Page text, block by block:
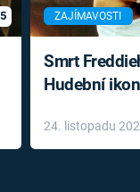
5 ZAJÍMAVOSTI
Smrt
Hudební
léky
24. listopadu